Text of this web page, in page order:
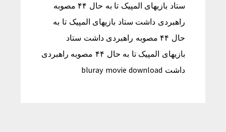
ستاد بازیهای المپیک تا به حال ۴۴ مصوبه
راهبردی داشت ستاد بازیهای المپیک تا به
حال ۴۴ مصوبه راهبردی داشت ستاد
بازیهای المپیک تا به حال ۴۴ مصوبه راهبردی
داشت bluray movie download